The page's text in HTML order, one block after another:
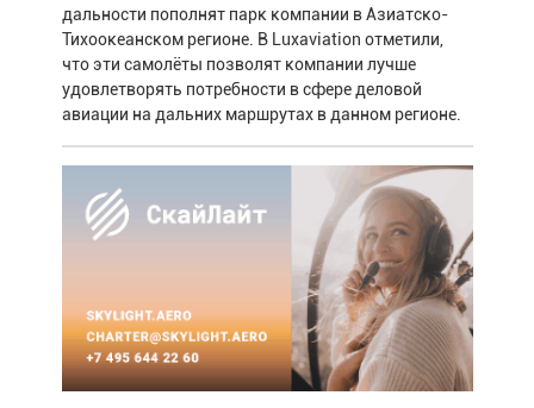
дальности пополнят парк компании в Азиатско-
Тихоокеанском регионе. В Luxaviation отметили,
что эти самолёты позволят компании лучше
удовлетворять потребности в сфере деловой
авиации на дальних маршрутах в данном регионе.